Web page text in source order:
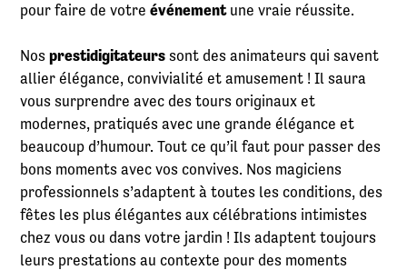
pour faire de votreévénementune vraie réussite.
Nosprestidigitateurs sont des animateurs qui savent
allier élégance, convivialité et amusement ! Il saura
vous surprendre avec des tours originaux et
modernes, pratiqués avec une grande élégance et
beaucoup d’humour. Tout ce qu’il faut pour passer des
bons moments avec vos convives. Nos magiciens
professionnels s’adaptent à toutes les conditions, des
fêtes les plus élégantes aux célébrations intimistes
chez vous ou dans votre jardin ! Ils adaptent toujours
leurs prestations au contexte pour des moments